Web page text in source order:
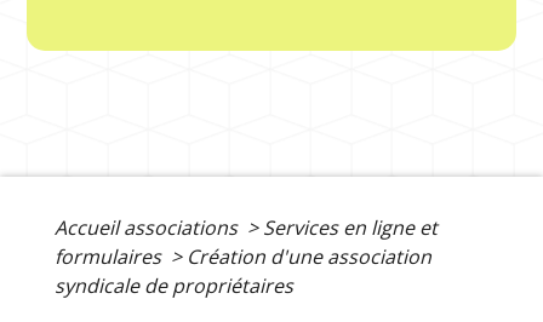
Accueil associations > Services en ligne et
formulaires > Création d'une association
syndicale de propriétaires